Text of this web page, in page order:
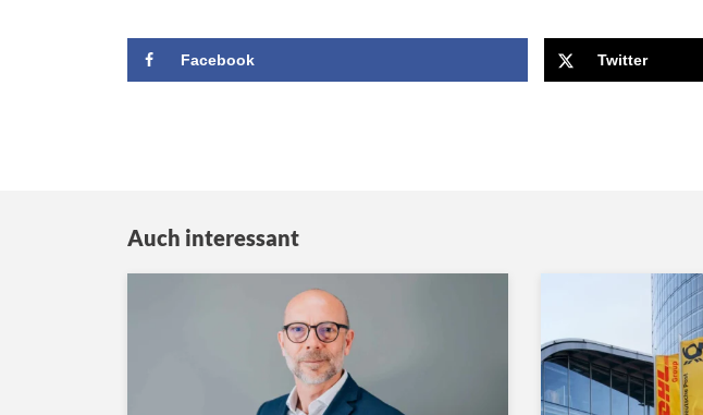
Facebook Twitter
Auch interessant